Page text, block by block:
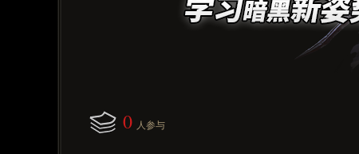
0 人参与